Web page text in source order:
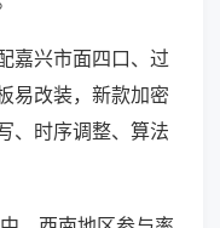
嘉兴市面四口、过
易改装，新款加密
、时序调整、算法